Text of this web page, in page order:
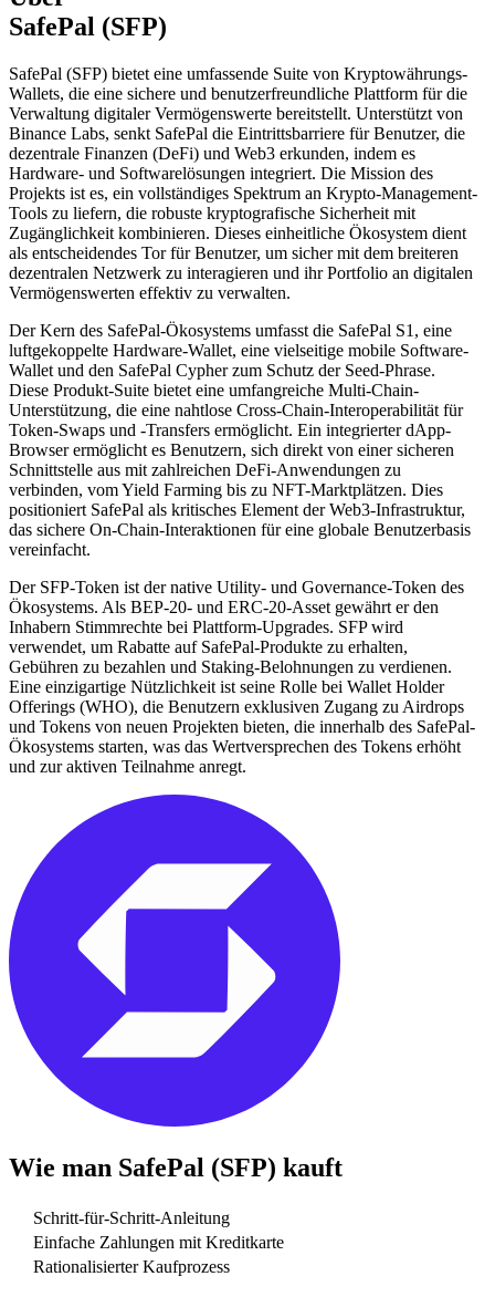
SafePal (SFP)
SafePal (SFP) bietet eine umfassende Suite von Kryptowährungs-
Wallets, die eine sichere und benutzerfreundliche Plattform für die
Verwaltung digitaler Vermögenswerte bereitstellt. Unterstützt von
Binance Labs, senkt SafePal die Eintrittsbarriere für Benutzer, die
dezentrale Finanzen (DeFi) und Web3 erkunden, indem es
Hardware- und Softwarelösungen integriert. Die Mission des
Projekts ist es, ein vollständiges Spektrum an Krypto-Management-
Tools zu liefern, die robuste kryptografische Sicherheit mit
Zugänglichkeit kombinieren. Dieses einheitliche Ökosystem dient
als entscheidendes Tor für Benutzer, um sicher mit dem breiteren
dezentralen Netzwerk zu interagieren und ihr Portfolio an digitalen
Vermögenswerten effektiv zu verwalten.
Der Kern des SafePal-Ökosystems umfasst die SafePal S1, eine
luftgekoppelte Hardware-Wallet, eine vielseitige mobile Software-
Wallet und den SafePal Cypher zum Schutz der Seed-Phrase.
Diese Produkt-Suite bietet eine umfangreiche Multi-Chain-
Unterstützung, die eine nahtlose Cross-Chain-Interoperabilität für
Token-Swaps und -Transfers ermöglicht. Ein integrierter dApp-
Browser ermöglicht es Benutzern, sich direkt von einer sicheren
Schnittstelle aus mit zahlreichen DeFi-Anwendungen zu
verbinden, vom Yield Farming bis zu NFT-Marktplätzen. Dies
positioniert SafePal als kritisches Element der Web3-Infrastruktur,
das sichere On-Chain-Interaktionen für eine globale Benutzerbasis
vereinfacht.
Der SFP-Token ist der native Utility- und Governance-Token des
Ökosystems. Als BEP-20- und ERC-20-Asset gewährt er den
Inhabern Stimmrechte bei Plattform-Upgrades. SFP wird
verwendet, um Rabatte auf SafePal-Produkte zu erhalten,
Gebühren zu bezahlen und Staking-Belohnungen zu verdienen.
Eine einzigartige Nützlichkeit ist seine Rolle bei Wallet Holder
Offerings (WHO), die Benutzern exklusiven Zugang zu Airdrops
und Tokens von neuen Projekten bieten, die innerhalb des SafePal-
Ökosystems starten, was das Wertversprechen des Tokens erhöht
und zur aktiven Teilnahme anregt.
Wie man SafePal (SFP) kauft
Schritt-für-Schritt-Anleitung
Einfache Zahlungen mit Kreditkarte
Rationalisierter Kaufprozess